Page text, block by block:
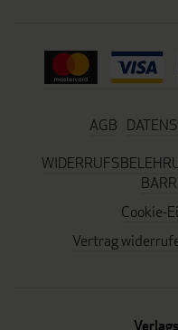
AGB
Cookie-
Vertrag